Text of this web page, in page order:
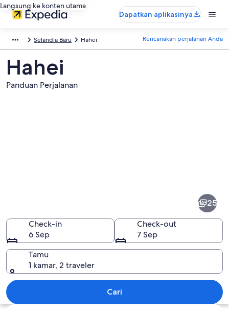
Langsung ke konten utama
Dapatkan aplikasinya
Selandia Baru Hahei Rencanakan perjalanan Anda
Hahei
Panduan Perjalanan
25
Check-in
6 Sep
Check-out
7 Sep
Tamu
1 kamar, 2 traveler
Cari
Jelajahi peta